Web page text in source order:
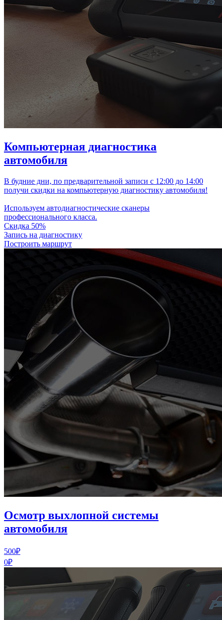
Компьютерная диагностика
автомобиля
В будние дни, по предварительной записи с 12:00 до 14:00
получи скидки на компьютерную диагностику автомобиля!
Используем автодиагностические сканеры
профессионального класса.
Скидка 50%
Запись на диагностику
Построить маршрут
Осмотр выхлопной системы
автомобиля
500₽
0₽